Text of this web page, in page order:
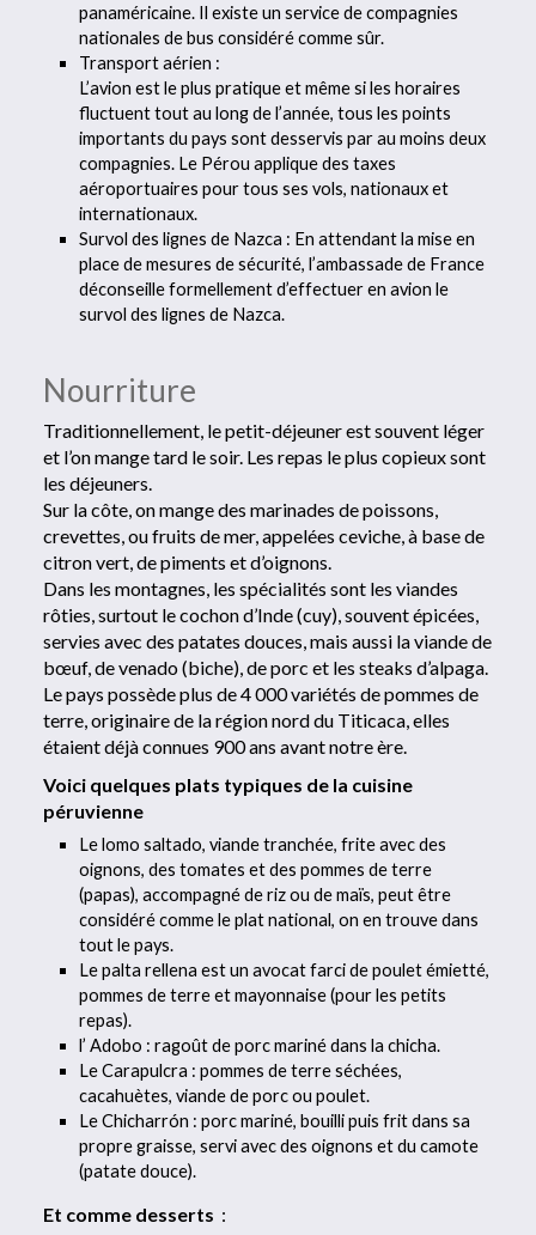
panaméricaine. Il existe un service de compagnies
nationales de bus considéré comme sûr.
Transport aérien :
L’avion est le plus pratique et même si les horaires
fluctuent tout au long de l’année, tous les points
importants du pays sont desservis par au moins deux
compagnies. Le Pérou applique des taxes
aéroportuaires pour tous ses vols, nationaux et
internationaux.
Survol des lignes de Nazca : En attendant la mise en
place de mesures de sécurité, l’ambassade de France
déconseille formellement d’effectuer en avion le
survol des lignes de Nazca.
Nourriture
Traditionnellement, le petit-déjeuner est souvent léger
et l’on mange tard le soir. Les repas le plus copieux sont
les déjeuners.
Sur la côte, on mange des marinades de poissons,
crevettes, ou fruits de mer, appelées ceviche, à base de
citron vert, de piments et d’oignons.
Dans les montagnes, les spécialités sont les viandes
rôties, surtout le cochon d’Inde (cuy), souvent épicées,
servies avec des patates douces, mais aussi la viande de
bœuf, de venado (biche), de porc et les steaks d’alpaga.
Le pays possède plus de 4 000 variétés de pommes de
terre, originaire de la région nord du Titicaca, elles
étaient déjà connues 900 ans avant notre ère.
Voici quelques plats typiques de la cuisine
péruvienne
Le lomo saltado, viande tranchée, frite avec des
oignons, des tomates et des pommes de terre
(papas), accompagné de riz ou de maïs, peut être
considéré comme le plat national, on en trouve dans
tout le pays.
Le palta rellena est un avocat farci de poulet émietté,
pommes de terre et mayonnaise (pour les petits
repas).
l’ Adobo : ragoût de porc mariné dans la chicha.
Le Carapulcra : pommes de terre séchées,
cacahuètes, viande de porc ou poulet.
Le Chicharrón : porc mariné, bouilli puis frit dans sa
propre graisse, servi avec des oignons et du camote
(patate douce).
Et comme desserts :